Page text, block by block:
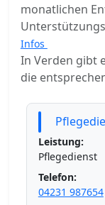
monatlichen
Infos
In Verden gibt
die
Leistung:
Pflegedienst
Telefon:
04231 987654